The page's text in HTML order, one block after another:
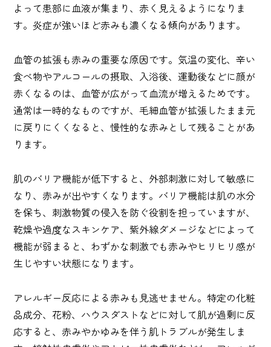
よって患部に血液が集まり、赤く見えるようになりま
す。炎症が強いほど赤みも濃くなる傾向があります。
血管の拡張も赤みの重要な原因です。気温の変化、辛い
食べ物やアルコールの摂取、入浴後、運動後などに顔が
赤くなるのは、血管が広がって血流が増えるためです。
通常は一時的なものですが、毛細血管が拡張したまま元
に戻りにくくなると、慢性的な赤みとして残ることがあ
ります。
肌のバリア機能が低下すると、外部刺激に対して敏感に
なり、赤みが出やすくなります。バリア機能は肌の水分
を保ち、刺激物質の侵入を防ぐ役割を担っていますが、
乾燥や過度なスキンケア、紫外線ダメージなどによって
機能が弱まると、わずかな刺激でも赤みやヒリヒリ感が
生じやすい状態になります。
アレルギー反応による赤みも見逃せません。特定の化粧
品成分、花粉、ハウスダストなどに対して肌が過剰に反
応すると、赤みやかゆみを伴う肌トラブルが発生しま